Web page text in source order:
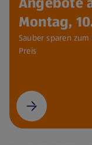
Montag,
Sauber sparen zum
Preis